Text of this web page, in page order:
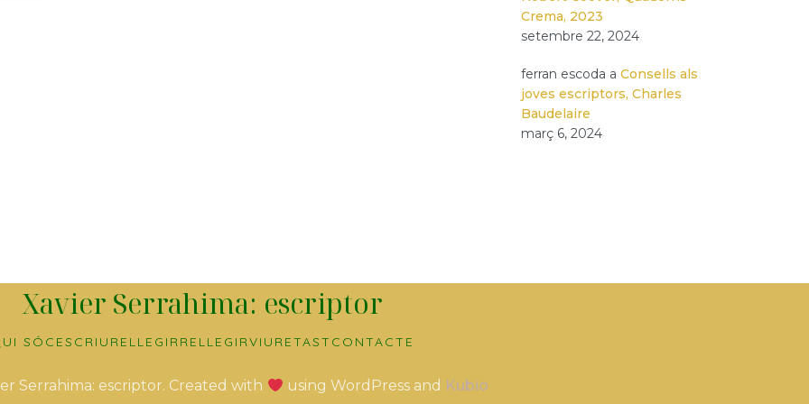
Crema, 2023
setembre 22, 2024
ferran escoda a Consells als
joves escriptors, Charles
Baudelaire
març 6, 2024
Xavier Serrahima: escriptor
SÓC ESCRIURE LLEGIRRELLEGIRVIURETAST CONTACTE
Serrahima: escriptor. Created with using WordPress and Kubio